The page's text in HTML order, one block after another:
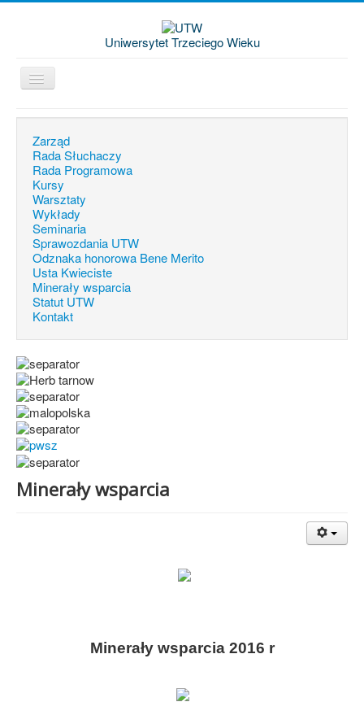
Uniwersytet Trzeciego Wieku
Zarząd
Rada Słuchaczy
Rada Programowa
Kursy
Warsztaty
Wykłady
Seminaria
Sprawozdania UTW
Odznaka honorowa Bene Merito
Usta Kwieciste
Minerały wsparcia
Statut UTW
Kontakt
Minerały wsparcia
Minerały wsparcia 2016 r